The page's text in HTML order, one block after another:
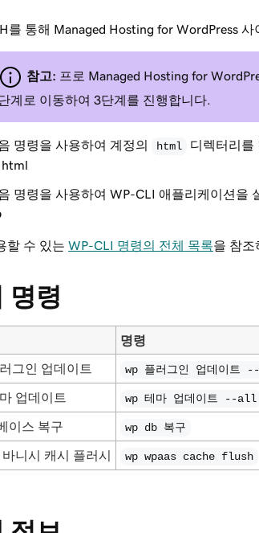
를 통해 Managed Hosting for WordPress
참고: 프로 Managed Hosting for
계로 이동하여 3단계를 진행합니다.
명령을 사용하여 계정의 html
디렉터리를
html
명령을 사용하여 WP-CLI 애플리케이션을
할 수 있는 WP-CLI 명령의 전체 목록을 참조
명령
명령
그인 업데이트 wp 플러그인 업데이트
업데이트 wp 테마 업데이트 --all
이스 복구 wp db 복구
니시 캐시 플러시 wp wpaas cache flush